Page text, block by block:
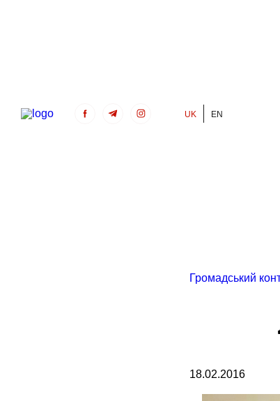
UK EN
Громадський
18.02.2016